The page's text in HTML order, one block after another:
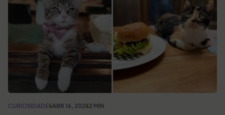
CURIOSIDADESABR 16, 20252 MIN